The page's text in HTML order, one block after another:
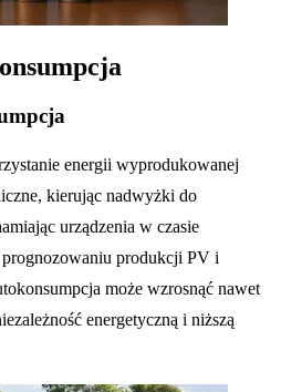
energii wyprodukowanej
kierując nadwyżki do
urządzenia w czasie
produkcji PV i
może wzrosnąć nawet
energetyczną i niższą